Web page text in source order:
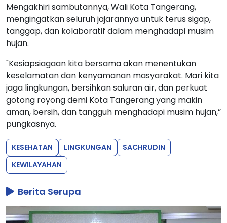
Mengakhiri sambutannya, Wali Kota Tangerang,
mengingatkan seluruh jajarannya untuk terus sigap,
tanggap, dan kolaboratif dalam menghadapi musim
hujan.
"Kesiapsiagaan kita bersama akan menentukan
keselamatan dan kenyamanan masyarakat. Mari kita
jaga lingkungan, bersihkan saluran air, dan perkuat
gotong royong demi Kota Tangerang yang makin
aman, bersih, dan tangguh menghadapi musim hujan,”
pungkasnya.
KESEHATAN LINGKUNGAN
SACHRUDIN
KEWILAYAHAN
Berita Serupa